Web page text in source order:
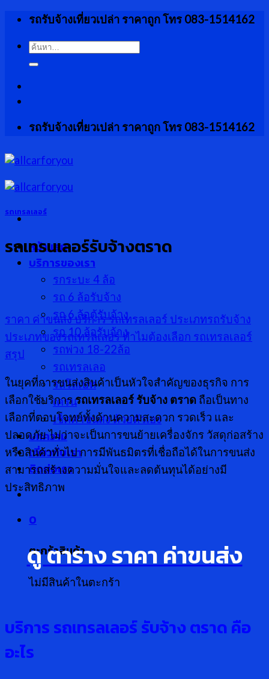
Skip
content
รถรับจ้างเที่ยวเปล่า ราคาถูก โทร 083-1514162
ค้นหา:
รถรับจ้างเที่ยวเปล่า ราคาถูก โทร 083-1514162
หน้าแรก
บริการของเรา
รกระบะ 4 ล้อ
รถ 6 ล้อรับจ้าง
รถ 6 ล้อตู้รับจ้าง
รถ 10 ล้อรับจ้าง
รถพ่วง 18-22ล้อ
รถเทรลเลอ
รถโลเบท
เครน
เช็คค่าขนส่ง ด้วยตัวเอง
บทความ
เกี่ยวกับเรา
ติดต่อเรา
0
ตะกร้าสินค้า
ไม่มีสินค้าในตะกร้า
รถเทรลเลอร์
รถเทรนเลอร์รับจ้างตราด
ราคา ค่าขนส่งบริการ รถเทรลเลอร์ ประเภทรถรับจ้าง
ประเภทของรถเทรลเลอร์ทำไมต้องเลือก รถเทรลเลอร์
สรุป
ในยุคที่การขนส่งสินค้าเป็นหัวใจสำคัญของธุรกิจ การ
เลือกใช้บริการรถเทรลเลอร์ รับจ้าง ตราด ถือเป็นทาง
เลือกที่ตอบโจทย์ทั้งด้านความสะดวก รวดเร็ว และ
ปลอดภัย ไม่ว่าจะเป็นการขนย้ายเครื่องจักร วัสดุก่อสร้าง
หรือสินค้าทั่วไป การมีพันธมิตรที่เชื่อถือได้ในการขนส่ง
สามารถสร้างความมั่นใจและลดต้นทุนได้อย่างมี
ประสิทธิภาพ
ดู ตาราง ราคา ค่าขนส่ง
บริการ รถเทรลเลอร์ รับจ้าง ตราด คือ
อะไร